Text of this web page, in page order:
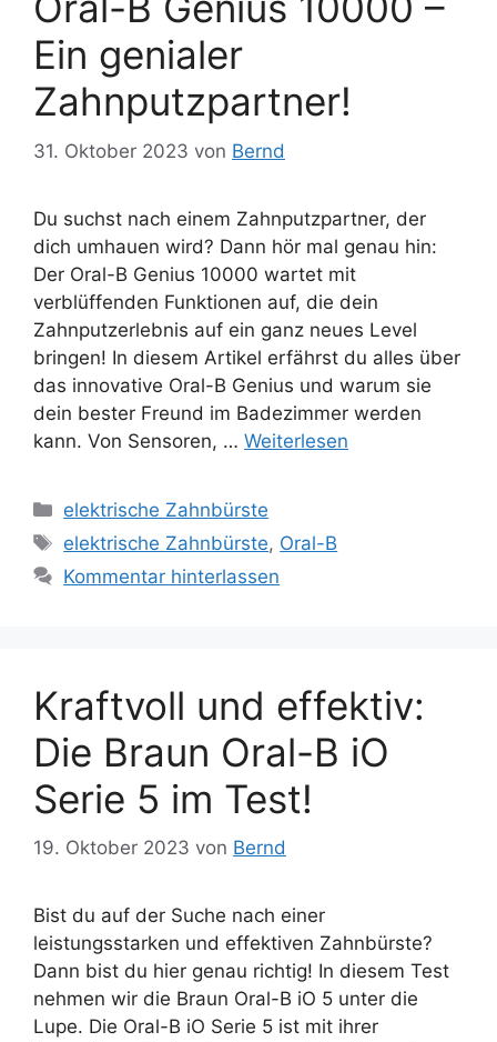
Ein genialer
Zahnputzpartner!
31. Oktober 2023 von Bernd
Du suchst nach einem Zahnputzpartner, der
dich umhauen wird? Dann hör mal genau hin:
Der Oral-B Genius 10000 wartet mit
verblüffenden Funktionen auf, die dein
Zahnputzerlebnis auf ein ganz neues Level
bringen! In diesem Artikel erfährst du alles über
das innovative Oral-B Genius und warum sie
dein bester Freund im Badezimmer werden
kann. Von Sensoren, … Weiterlesen
Kategorien
elektrische Zahnbürste
Schlagwörter
elektrische Zahnbürste, Oral-B
Kommentar hinterlassen
Kraftvoll und effektiv:
Die Braun Oral-B iO
Serie 5 im Test!
19. Oktober 2023 von Bernd
Bist du auf der Suche nach einer
leistungsstarken und effektiven Zahnbürste?
Dann bist du hier genau richtig! In diesem Test
nehmen wir die Braun Oral-B iO 5 unter die
Lupe. Die Oral-B iO Serie 5 ist mit ihrer